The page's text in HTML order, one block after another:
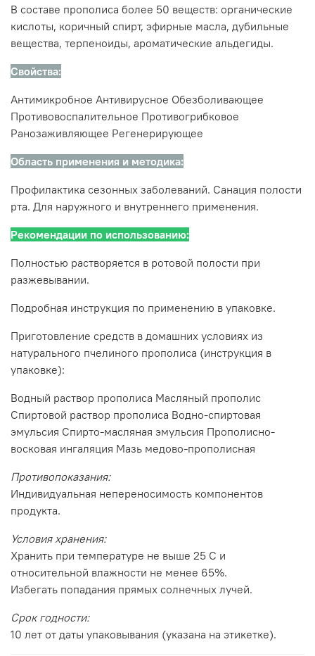
В составе прополиса более 50 веществ: органические
кислоты, коричный спирт, эфирные масла, дубильные
вещества, терпеноиды, ароматические альдегиды.
Свойства:
Антимикробное Антивирусное Обезболивающее
Противовоспалительное Противогрибковое
Ранозаживляющее Регенерирующее
Область применения и методика:
Профилактика сезонных заболеваний. Санация полости
рта. Для наружного и внутреннего применения.
Рекомендации по использованию:
Полностью растворяется в ротовой полости при
разжевывании.
Подробная инструкция по применению в упаковке.
Приготовление средств в домашних условиях из
натурального пчелиного прополиса (инструкция в
упаковке):
Водный раствор прополиса Масляный прополис
Спиртовой раствор прополиса Водно-спиртовая
эмульсия Спирто-масляная эмульсия Прополисно-
восковая ингаляция Мазь медово-прополисная
Противопоказания:
Индивидуальная непереносимость компонентов
продукта.
Условия хранения:
Хранить при температуре не выше 25 С и
относительной влажности не менее 65%.
Избегать попадания прямых солнечных лучей.
Срок годности:
10 лет от даты упаковывания (указана на этикетке).